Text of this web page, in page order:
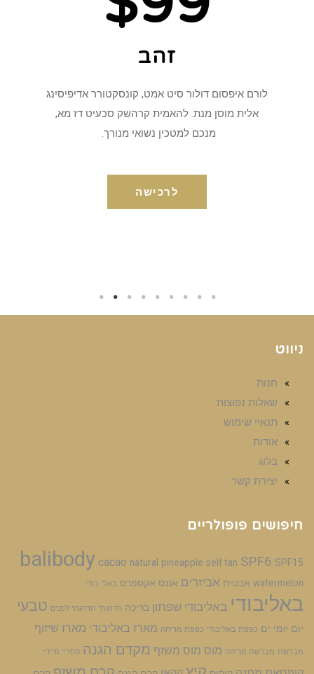
זהב
לורם איפסום דולור סיט אמט, קונסקטורר אדיפיסינג
אלית מוסן מנת. להאמית קרהשק סכעיט דז מא,
מנכם למטכין נשואי מנורך.
לרכישה
ניווט
חנות
שאלות נפוצות
תנאיי שימוש
אודות
בלוג
יצירת קשר
חיפושים פופולריים
balibody cacao natural pineapple self tan SPF6 SPF15
watermelon אבטיח אביזרים אננס אקספרס באלי בודי
באליבודי באליבודי שפתון בריכה הדרגתי הדרגתי לפנים טבעי
יום יומי ים כפפת באליבודי כפפת מריחה מארז באליבודי מארז שיזוף
מברשת מברשת מריחה מוס מוס משזף מקדם הגנה ספריי מיידי